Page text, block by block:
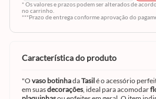
* Os valores e prazos podem ser alterados de
no carrinho.
***Prazo de entrega conforme aprovação do
característica do produto
"O vaso botinhadaTasilé o acessório
em suasdecorações, ideal para acomodar